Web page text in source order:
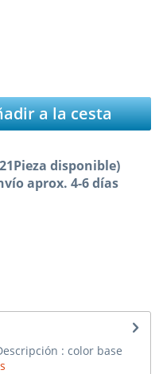
a la cesta
disponible)
aprox. 4-6 días
: color base